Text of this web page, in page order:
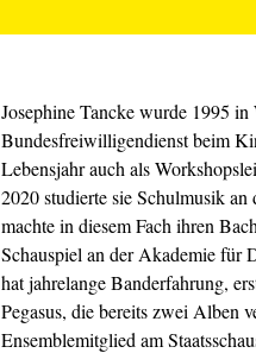
Josephine Tancke wurde 1995
Bundesfreiwilligendienst beim
Lebensjahr auch als
2020 studierte sie Schulmusik
machte in diesem Fach ihren
Schauspiel an der Akademie für
hat jahrelange Banderfahrung,
Pegasus, die bereits zwei Alben
Ensemblemitglied am